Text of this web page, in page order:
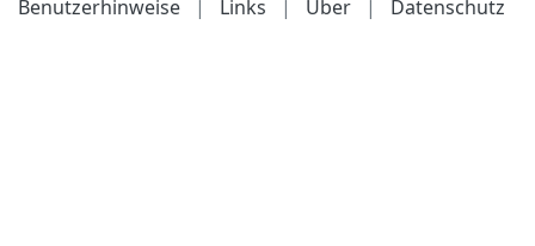
Benutzerhinweise
| Links | Über | Datenschutz